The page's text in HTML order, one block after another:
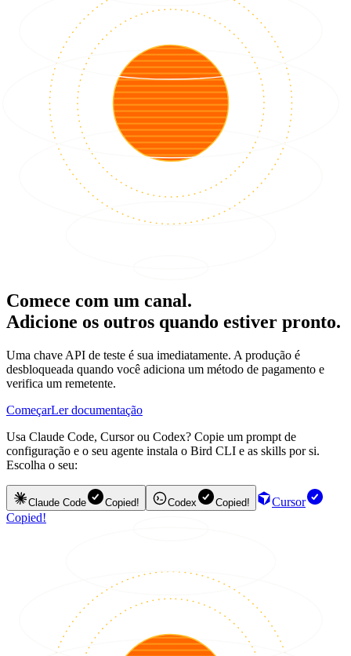
Comece com um canal.
Adicione os outros quando estiver pronto.
Uma chave API de teste é sua imediatamente. A produção é
desbloqueada quando você adiciona um método de pagamento e
verifica um remetente.
ComeçarLer documentação
Usa Claude Code, Cursor ou Codex? Copie um prompt de
configuração e o seu agente instala o Bird CLI e as skills por si.
Escolha o seu:
Claude Code Copied! Codex Copied!
Cursor
Copied!